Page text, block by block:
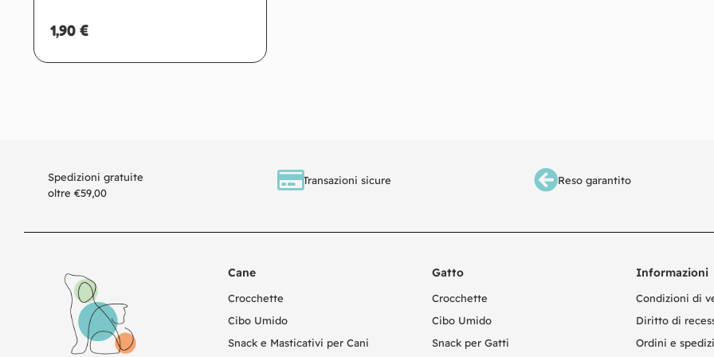
1,90 €
Spedizioni gratuite
oltre €59,00
Transazioni sicure Reso garantito
Cane
Crocchette
Cibo Umido
Snack e Masticativi per Cani
Gatto
Crocchette
Cibo Umido
Snack per Gatti
Informazioni
Condizioni di
Diritto di
Ordini e